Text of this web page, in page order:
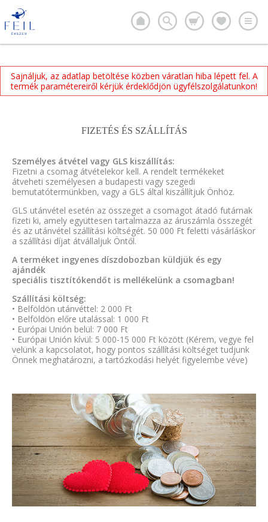
Sajnáljuk, az adatlap betöltése közben váratlan hiba lépett fel. A
termék paramétereiről kérjük érdeklődjön ügyfélszolgálatunkon!
FIZETÉS ÉS SZÁLLÍTÁS
Személyes átvétel vagy GLS kiszállítás:
Fizetni a csomag átvételekor kell. A rendelt termékeket
átveheti személyesen a budapesti vagy szegedi
bemutatótermünkben, vagy a GLS által kiszállítjuk Önhöz.
GLS utánvétel esetén az összeget a csomagot átadó futárnak
fizeti ki, amely együttesen tartalmazza az áruszámla összegét
és az utánvétel szállítási költségét. 50 000 Ft feletti vásárláskor
a szállítási díjat átvállaljuk Öntől.
A terméket ingyenes díszdobozban küldjük és egy
ajándék
speciális tisztítókendőt is mellékelünk a csomagban!
Szállítási költség:
• Belföldön utánvéttel: 2 000 Ft
• Belföldön előre utalással: 1 000 Ft
• Európai Unión belül: 7 000 Ft
• Európai Unión kívül: 5 000-15 000 Ft között (Kérem, vegye fel
velünk a kapcsolatot, hogy pontos szállítási költséget tudjunk
Önnek meghatározni, a tartózkodási helyét figyelembe véve)